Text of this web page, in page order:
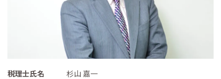
税理士氏名 杉山 嘉一